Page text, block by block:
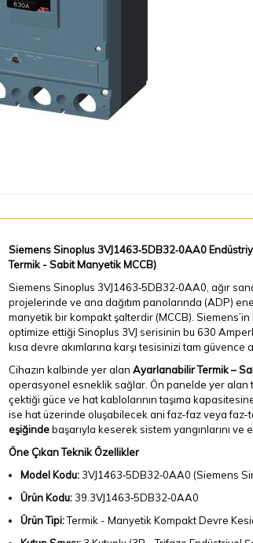
Siemens Sinoplus 3VJ1463‑5DB32‑0AA0
Termik - Sabit Manyetik MCCB)
Siemens Sinoplus 3VJ1463‑5DB32‑0AA0, ağır
projelerinde ve ana dağıtım panolarında (ADP)
manyetik bir kompakt şalterdir (MCCB).
optimize ettiği Sinoplus 3VJ serisinin bu 630
kısa devre akımlarına karşı tesisinizi tam güvence
Cihazın kalbinde yer alan Ayarlanabilir Termik –
operasyonel esneklik sağlar. Ön panelde yer alan
çektiği güce ve hat kablolarının taşıma
ise hat üzerinde oluşabilecek ani faz-faz veya faz-
eşiğindebaşarıyla keserek sistem yangınlarını ve
Öne Çıkan Teknik Özellikler
Model Kodu:3VJ1463‑5DB32‑0AA0 (Siemens
Ürün Kodu:39.3VJ1463‑5DB32‑0AA0
Ürün Tipi:Termik - Manyetik Kompakt Devre